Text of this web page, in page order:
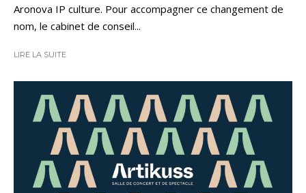
Aronova IP culture. Pour accompagner ce changement de
nom, le cabinet de conseil...
LIRE LA SUITE